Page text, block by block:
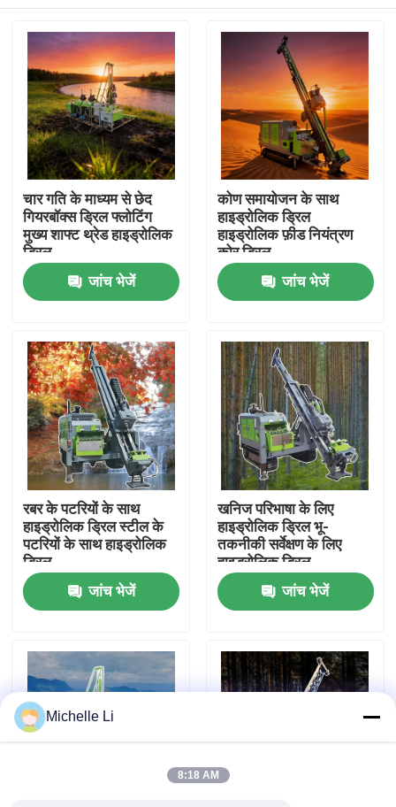
होम
उत्पाद
हमारे बारे में
फैक्टरी यात्रा
गुणवत्ता नियंत्रण
हमसे संपर्क करें
भूभौतिकीय अन्वेषण उपकरण
भूभौतिकीय प्रतिरोधकता मीटर
चार गति के माध्यम से छेद
गियरबॉक्स ड्रिल फ्लोटिंग
मुख्य शाफ्ट थ्रेड हाइड्रोलिक
ड्रिल
जांच भेजें
कोण समायोजन के साथ
हाइड्रोलिक ड्रिल
हाइड्रोलिक फ़ीड नियंत्रण
कोर ड्रिल
जांच भेजें
रबर के पटरियों के साथ
हाइड्रोलिक ड्रिल स्टील के
पटरियों के साथ हाइड्रोलिक
ड्रिल
जांच भेजें
खनिज परिभाषा के लिए
हाइड्रोलिक ड्रिल भू-
तकनीकी सर्वेक्षण के लिए
हाइड्रोलिक ड्रिल
जांच भेजें
Michelle Li
8:18 AM